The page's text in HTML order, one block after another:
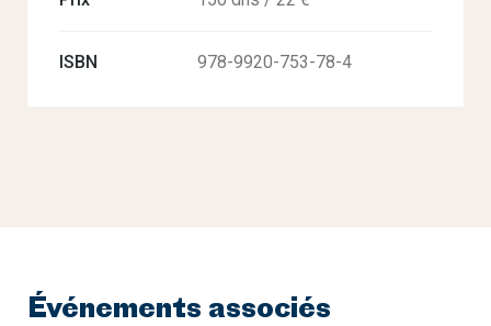
ISBN 978-9920-753-78-4
Événements associés